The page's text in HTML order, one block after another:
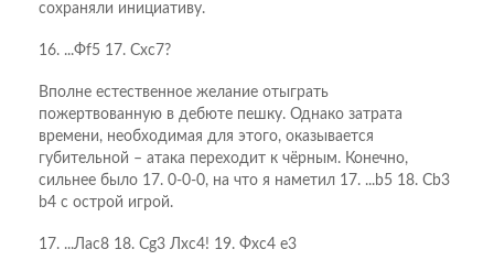
сохраняли инициативу.
16. ...Фf5 17. Сxc7?
Вполне естественное желание отыграть
пожертвованную в дебюте пешку. Однако затрата
времени, необходимая для этого, оказывается
губительной – атака переходит к чёрным. Конечно,
сильнее было 17. 0-0-0, на что я наметил 17. ...b5 18. Сb3
b4 с острой игрой.
17. ...Лac8 18. Сg3 Лxc4! 19. Фxc4 e3